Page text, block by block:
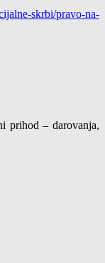
skrbi/pravo-na-
prihod – darovanja,